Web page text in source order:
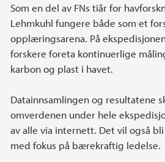
Som en del av FNs tiår for
Lehmkuhl fungere både som et
opplæringsarena. På
forskere foreta kontinuerlige
karbon og plast i havet.
Datainnsamlingen og resultatene
omverdenen under hele
av alle via internett. Det vil også
med fokus på bærekraftig ledelse.